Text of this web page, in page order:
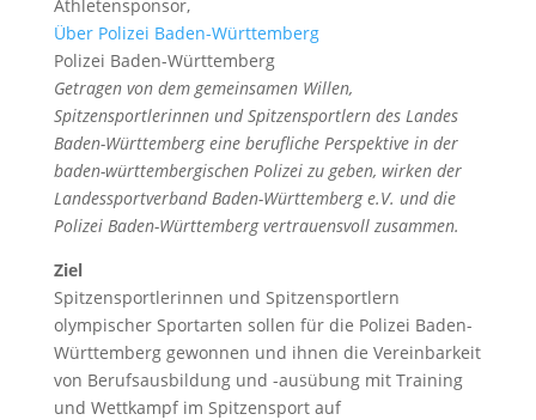
Athletensponsor,
Über Polizei Baden-Württemberg
Polizei Baden-Württemberg
Getragen von dem gemeinsamen Willen,
Spitzensportlerinnen und Spitzensportlern des Landes
Baden-Württemberg eine berufliche Perspektive in der
baden-württembergischen Polizei zu geben, wirken der
Landessportverband Baden-Württemberg e.V. und die
Polizei Baden-Württemberg vertrauensvoll zusammen.
Ziel
Spitzensportlerinnen und Spitzensportlern
olympischer Sportarten sollen für die Polizei Baden-
Württemberg gewonnen und ihnen die Vereinbarkeit
von Berufsausbildung und -ausübung mit Training
und Wettkampf im Spitzensport auf